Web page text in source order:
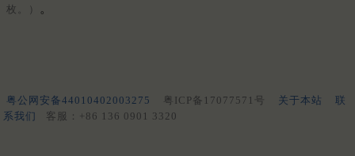
枚。） 。
粤公网安备44010402003275 粤ICP备17077571号 关于本站
联
系我们
客服：+86 136 0901 3320